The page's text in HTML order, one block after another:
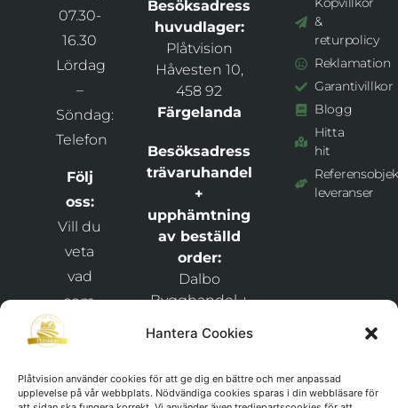
Hantera Cookies
Plåtvision använder cookies för att ge dig en bättre och mer anpassad
upplevelse på vår webbplats. Nödvändiga cookies sparas i din webbläsare för
07.30-
16.30
Lördag
–
Söndag:
Telefon
Följ
oss:
Vill du
veta
vad
som
händer
och
håll
Besöksadress
huvudlager:
Plåtvision
Håvesten 10,
458 92
Färgelanda
Besöksadress
trävaruhandel
+
upphämtning
av beställd
order:
Dalbo
Bygghandel +
Snixåsvägen 1,
Frändefors
&
returpolicy
Reklamation
Garantivillkor
Blogg
Hitta
hit
leveranser